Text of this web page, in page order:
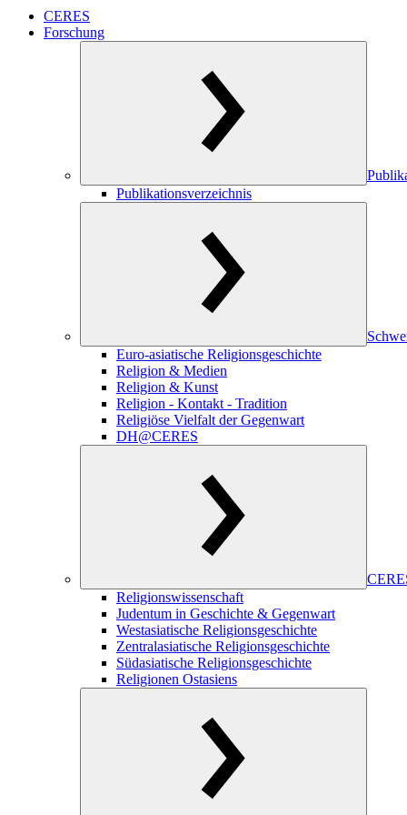
CERES
Forschung
Publikationsverzeichnis
Euro-asiatische Religionsgeschichte
Religion & Medien
Religion & Kunst
Religion - Kontakt - Tradition
Religiöse Vielfalt der Gegenwart
DH@CERES
Religionswissenschaft
Judentum in Geschichte & Gegenwart
Westasiatische Religionsgeschichte
Zentralasiatische Religionsgeschichte
Südasiatische Religionsgeschichte
Religionen Ostasiens